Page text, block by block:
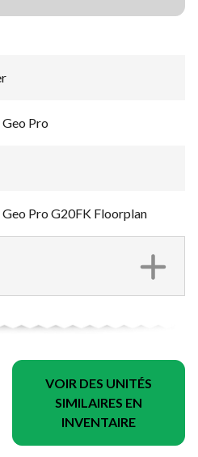
Pro
Pro G20FK Floorplan
VOIR DES UNITÉS
SIMILAIRES EN
INVENTAIRE